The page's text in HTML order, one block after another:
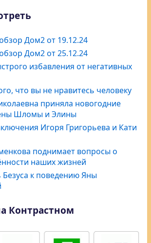
Дом2 от 19.12.24
Дом2 от 25.12.24
избавления от негативных
что вы не нравитесь человеку
приняла новогодние
Шломы и Элины
Игоря Григорьева и Кати
поднимает вопросы о
наших жизней
Безуса к поведению Яны
Контрастном